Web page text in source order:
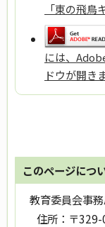
「東の飛
には、
ドウが開き
このページにつ
教育委員会事
住所： 〒329-